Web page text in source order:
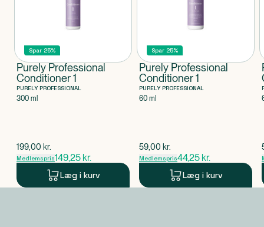
Spar 25%
Purely Professional
Conditioner 1
PURELY PROFESSIONAL
300 ml
$gammel pris
199,00 kr.
Medlemspris149,25 kr.
Læg i kurv
Spar 25%
Purely Professional
Conditioner 1
PURELY PROFESSIONAL
60 ml
$gammel pris
59,00 kr.
Medlemspris44,25 kr.
Læg i kurv